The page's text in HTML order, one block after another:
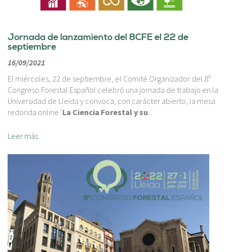
Jornada de lanzamiento del 8CFE el 22 de
septiembre
16/09/2021
El miércoles, 22 de septiembre, el Comité Organizador del 8º
Congreso Forestal Español celebró una jornada de trabajo en la
Universidad de Lleida y convoca, con carácter abierto, la mesa
redonda online ‘La Ciencia Forestal y su
Leer más